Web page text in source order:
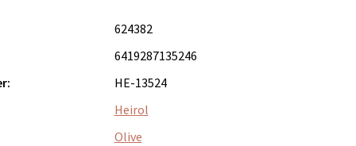
624382
6419287135246
HE-13524
Heirol
Olive